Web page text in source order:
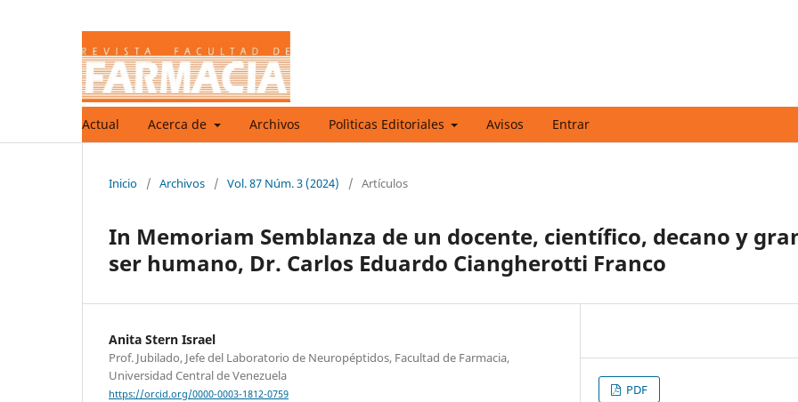
Actual Acerca de Archivos Polìticas Editoriales Avisos Entrar
Inicio / Archivos / Vol. 87 Núm. 3 (2024) / Artículos
In Memoriam Semblanza de un docente, científico, decano y
ser humano, Dr. Carlos Eduardo Ciangherotti Franco
Anita Stern Israel
Prof. Jubilado, Jefe del Laboratorio de Neuropéptidos, Facultad de Farmacia,
Universidad Central de Venezuela
https://orcid.org/0000-0003-1812-0759 PDF